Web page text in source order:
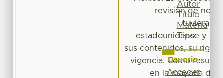
revisión de
tuvieran
estadounidense y en
sus contenidos, su rigor
vigencia. Como
en la mayoría de
Autor
Título
Materia
Tipo
Usuario
Acceder